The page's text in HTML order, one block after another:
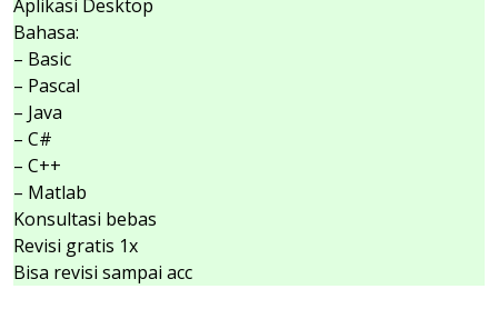
Aplikasi Desktop
Bahasa:
– Basic
– Pascal
– Java
– C#
– C++
– Matlab
Konsultasi bebas
Revisi gratis 1x
Bisa revisi sampai acc